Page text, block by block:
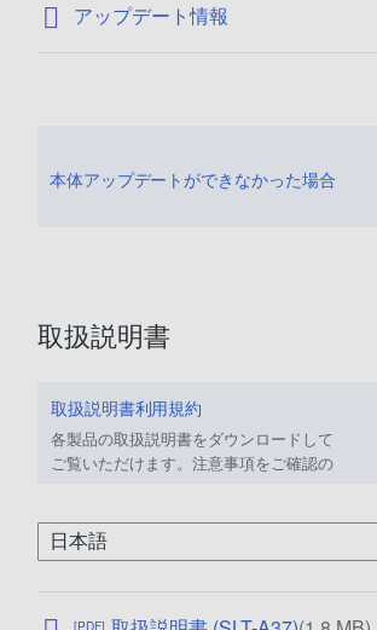
アップデート情報
本体アップデートができなかった場合
取扱説明書
取扱説明書利用規約
各製品の取扱説明書をダウンロードして
ご覧いただけます。注意事項をご確認の